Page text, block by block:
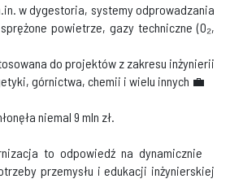
w dygestoria, systemy odprowadzania
powietrze, gazy techniczne (O₂,
do projektów z zakresu inżynierii
górnictwa, chemii i wielu innych 💼
niemal 9 mln zł.
to odpowiedź na dynamicznie
przemysłu i edukacji inżynierskiej